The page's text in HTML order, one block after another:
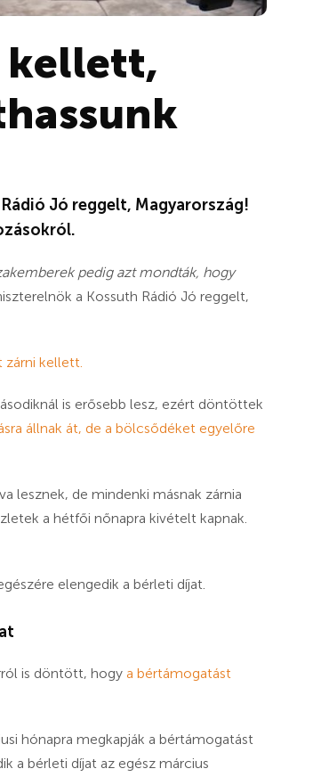
kellett,
Jó reggelt, Magyarország!
pedig azt mondták, hogy
a Kossuth Rádió Jó reggelt,
kellett.
is erősebb lesz, ezért döntöttek
állnak át, de a bölcsődéket egyelőre
lesznek, de mindenki másnak zárnia
a hétfői nőnapra kivételt kapnak.
elengedik a bérleti díjat.
is döntött, hogy a bértámogatást
hónapra megkapják a bértámogatást
a bérleti díjat az egész március